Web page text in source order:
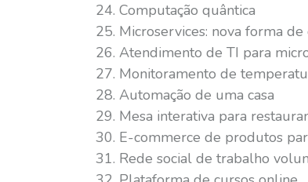
Computação quântica
Microservices: nova forma
Atendimento de TI para
Monitoramento de
Automação de uma casa
Mesa interativa para
E-commerce de produtos
Rede social de trabalho